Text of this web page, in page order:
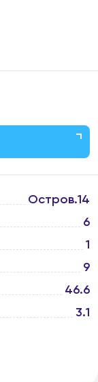
Остров.14
6
1
9
46.6
3.1